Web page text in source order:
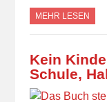
MEHR LESEN
Kein
Schule,